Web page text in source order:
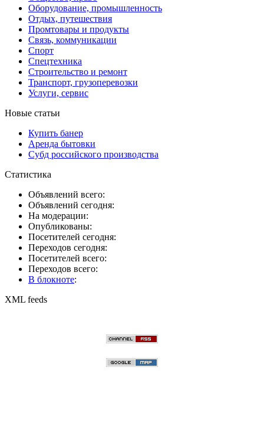
Оборудование, промышленность
Отдых, путешествия
Промтовары и продукты
Связь, коммуникации
Спорт
Спецтехника
Строительство и ремонт
Транспорт, грузоперевозки
Услуги, сервис
Новые статьи
Купить банер
Аренда бытовки
Субд российского производства
Статистика
Объявлений всего:
Объявлений сегодня:
На модерации:
Опубликованы:
Посетителей сегодня:
Переходов сегодня:
Посетителей всего:
Переходов всего:
В блокноте:
XML feeds